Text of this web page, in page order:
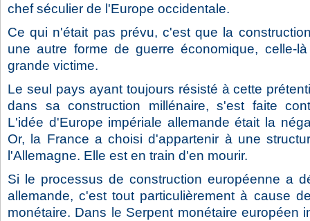
chef séculier de l'Europe occidentale.
Ce qui n'était pas prévu, c'est que la
une autre forme de guerre économique, celle-
grande victime.
Le seul pays ayant toujours résisté à cette
dans sa construction millénaire, s'est faite
L'idée d'Europe impériale allemande était la
Or, la France a choisi d'appartenir à une
l'Allemagne. Elle est en train d'en mourir.
Si le processus de construction européenne a
allemande, c'est tout particulièrement à cause
monétaire. Dans le Serpent monétaire européen